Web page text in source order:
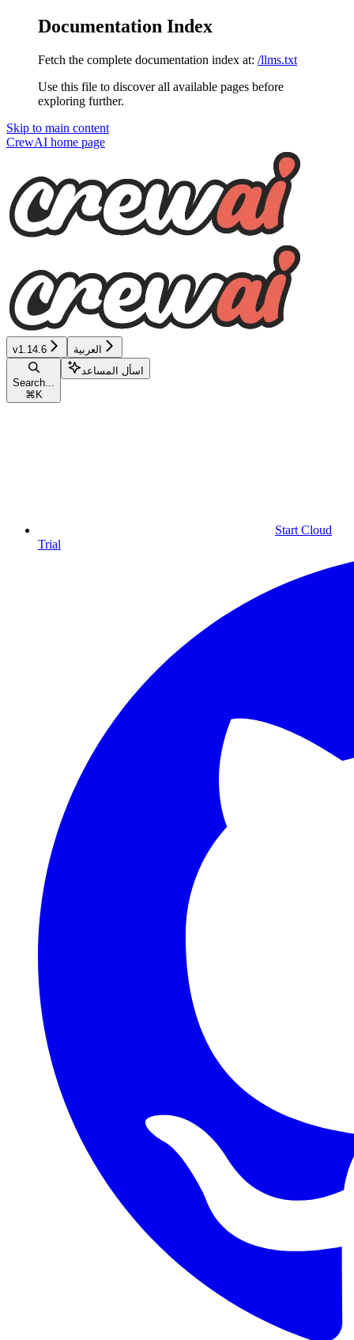
Documentation Index
Fetch the complete documentation index at: /llms.txt
Use this file to discover all available pages before
exploring further.
Skip to main content
CrewAI home page
v1.14.6 العربية
Search...
⌘ K
اسأل المساعد
Start Cloud
Trial